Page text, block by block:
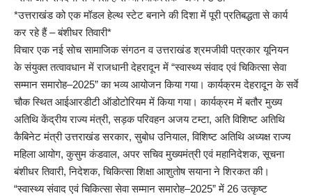
*उत्तराखंड को एक मॉडल हेल्थ स्टेट बनाने की दिशा में पूरी प्रतिबद्धता से कार्य
कर रहे हैं – बंशीधर तिवारी*
विचार एक नई सोच सामाजिक संगठन व उत्तराखंड श्रमजीवी पत्रकार यूनियन
के संयुक्त तत्वावधान में राजधानी देहरादून में “स्वास्थ्य संवाद एवं चिकित्सा सेवा
सम्मान समारोह–2025” का भव्य आयोजन किया गया। कार्यक्रम देहरादून के सर्वे
चौक स्थित आईआरडीटी ऑडोटोरियम में किया गया। कार्यक्रम में बतौर मुख्य
अतिथि केंद्रीय राज्य मंत्री, सड़क परिवहन अजय टम्टा, अति विशिष्ट अतिथि
कैबिनेट मंत्री उत्तराखंड सरकार, सुबोध उनियाल, विशिष्ट अतिथि अध्यक्ष राज्य
महिला आयोग, कुसुम कंडवाल, अपर सचिव मुख्यमंत्री एवं महानिदेशक, सूचना
बंशीधर तिवारी, निदेशक, चिकित्सा शिक्षा आशुतोष सयाना ने शिरकत की।
“स्वास्थ्य संवाद एवं चिकित्सा सेवा सम्मान समारोह–2025” में 26 उत्कृष्ट